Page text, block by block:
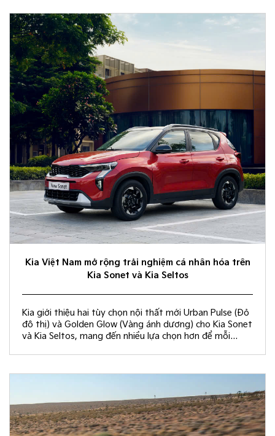
Kia Việt Nam mở rộng trải nghiệm cá nhân hóa trên
Kia Sonet và Kia Seltos
Kia giới thiệu hai tùy chọn nội thất mới Urban Pulse (Đỏ
đô thị) và Golden Glow (Vàng ánh dương) cho Kia Sonet
và Kia Seltos, mang đến nhiều lựa chọn hơn để mỗi